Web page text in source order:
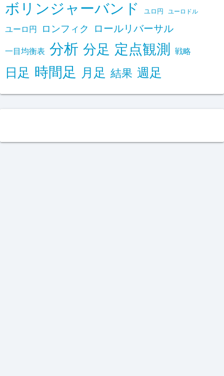
ボリンジャーバンド ユロ円 ユーロドル
ユーロ円 ロンフィク ロールリバーサル
一目均衡表 分析 分足 定点観測 戦略
日足 時間足 月足 結果 週足